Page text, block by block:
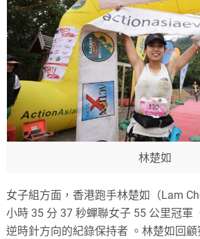
林楚如
女子組方面，香港跑手林楚如（Lam
小時 35 分 37 秒蟬聯女子 55 公里冠軍
逆時針方向的紀錄保持者 。林楚如回